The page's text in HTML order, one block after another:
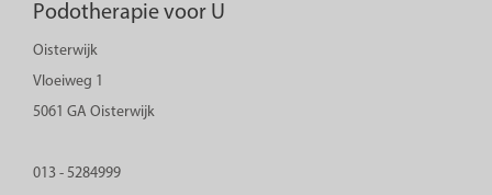
Podotherapie voor U
Oisterwijk
Vloeiweg 1
5061 GA Oisterwijk
013 - 5284999